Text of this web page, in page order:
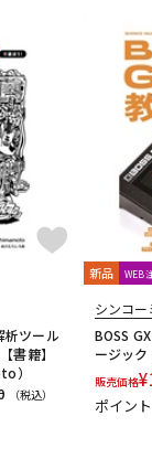
FISHMAN
Tone
Research
Golden Power
Graph Tech
GRETSCH
Gruv Gear
Happich
HERCULES
HOWARD HUDSON
GP
(IBBI)
析ツール
書籍】
）
（税込）
新品 WEB
シンコ
BOSS
ージック
販売価格¥
ポイン